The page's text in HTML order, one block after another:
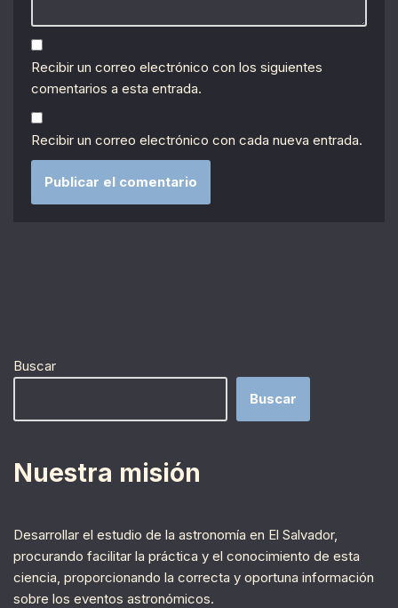
Recibir un correo electrónico con los siguientes
comentarios a esta entrada.
Recibir un correo electrónico con cada nueva entrada.
Buscar
Buscar
Nuestra misión
Desarrollar el estudio de la astronomía en El Salvador,
procurando facilitar la práctica y el conocimiento de esta
ciencia, proporcionando la correcta y oportuna información
sobre los eventos astronómicos.